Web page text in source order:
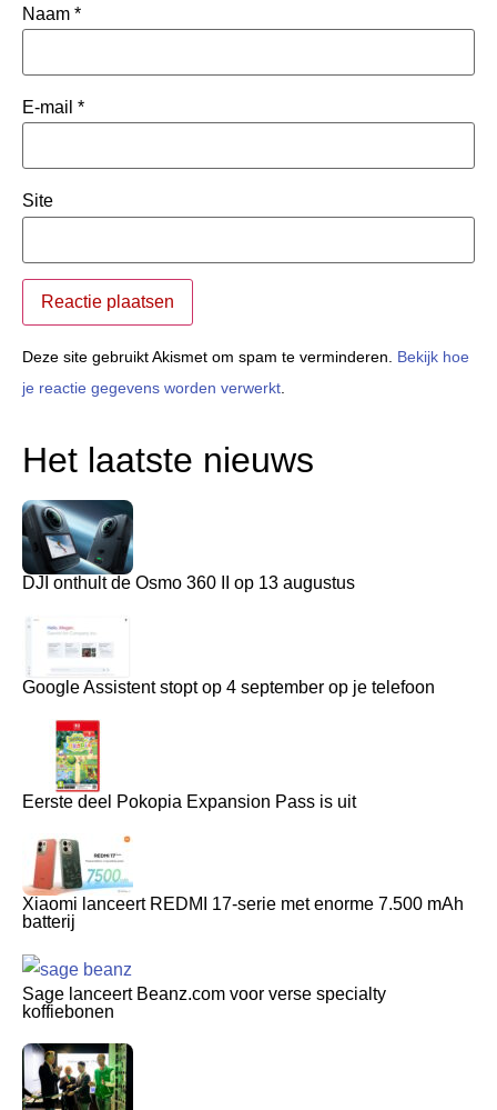
Naam *
E-mail *
Site
Deze site gebruikt Akismet om spam te verminderen. Bekijk hoe
je reactie gegevens worden verwerkt.
Het laatste nieuws
DJI onthult de Osmo 360 II op 13 augustus
Google Assistent stopt op 4 september op je telefoon
Eerste deel Pokopia Expansion Pass is uit
Xiaomi lanceert REDMI 17-serie met enorme 7.500 mAh
batterij
Sage lanceert Beanz.com voor verse specialty
koffiebonen